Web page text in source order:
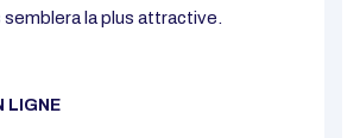
la plus attractive.
LIGNE